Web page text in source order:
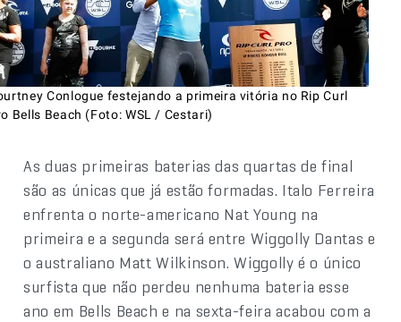
Conlogue festejando a primeira vitória no Rip Curl
Bells Beach (Foto: WSL / Cestari)
As duas primeiras baterias das quartas de final
são as únicas que já estão formadas. Italo Ferreira
enfrenta o norte-americano Nat Young na
primeira e a segunda será entre Wiggolly Dantas e
o australiano Matt Wilkinson. Wiggolly é o único
surfista que não perdeu nenhuma bateria esse
ano em Bells Beach e na sexta-feira acabou com a